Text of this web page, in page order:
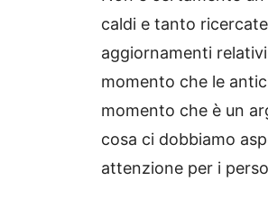
caldi e tanto
aggiornamenti
momento che le
momento che è un
cosa ci dobbiamo
attenzione per i